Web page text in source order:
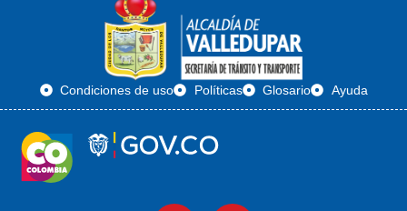
Condiciones de uso Políticas Glosario Ayuda